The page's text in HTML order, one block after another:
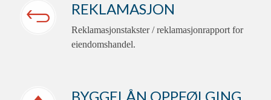
REKLAMASJON
Reklamasjonstakster / reklamasjonrapport for
eiendomshandel.
BYGGELÅN OPPFØLGING